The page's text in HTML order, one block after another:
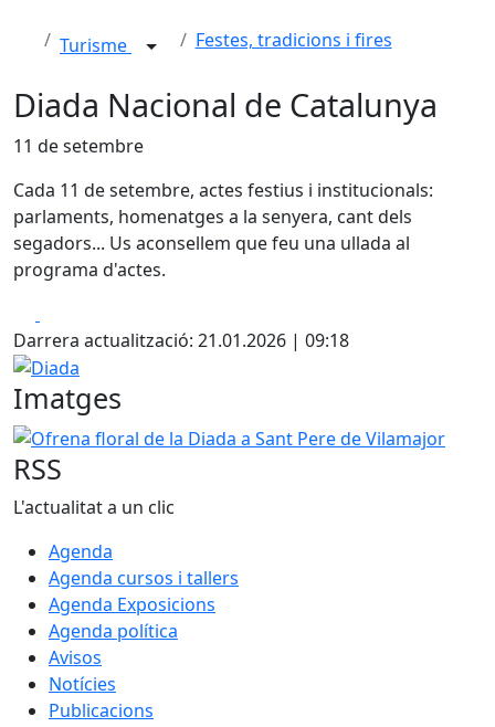
Turisme Festes, tradicions i fires
Diada Nacional de Catalunya
11 de setembre
Cada 11 de setembre, actes festius i institucionals:
parlaments, homenatges a la senyera, cant dels
segadors... Us aconsellem que feu una ullada al
programa d'actes.
Darrera actualització: 21.01.2026 | 09:18
Diada
Imatges
Ofrena floral de la Diada a Sant Pere de Vilamajor
RSS
L'actualitat a un clic
Agenda
Agenda cursos i tallers
Agenda Exposicions
Agenda política
Avisos
Notícies
Publicacions